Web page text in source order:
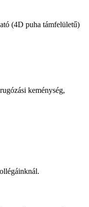
(4D puha támfelületű)
keménység,